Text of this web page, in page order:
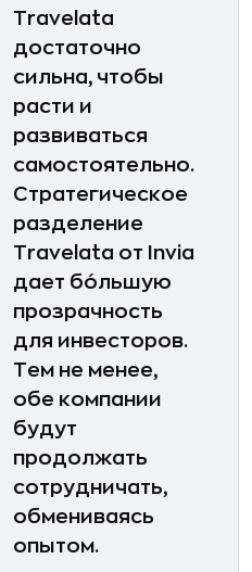
Travelata
достаточно
сильна, чтобы
расти и
развиваться
самостоятельно.
Стратегическое
разделение
Travelata от Invia
дает бо́льшую
прозрачность
для инвесторов.
Тем не менее,
обе компании
будут
продолжать
сотрудничать,
обмениваясь
опытом.